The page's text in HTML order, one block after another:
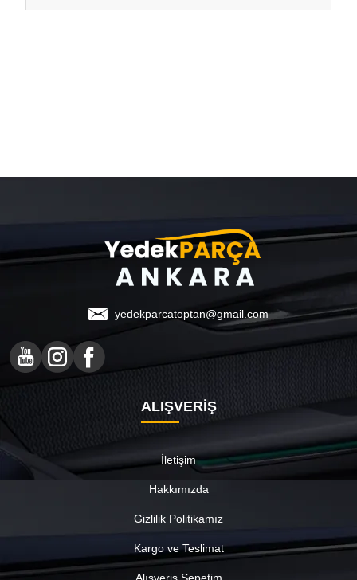
yedekparcatoptan@gmail.com
ALIŞVERİŞ
İletişim
Hakkımızda
Gizlilik Politikamız
Kargo ve Teslimat